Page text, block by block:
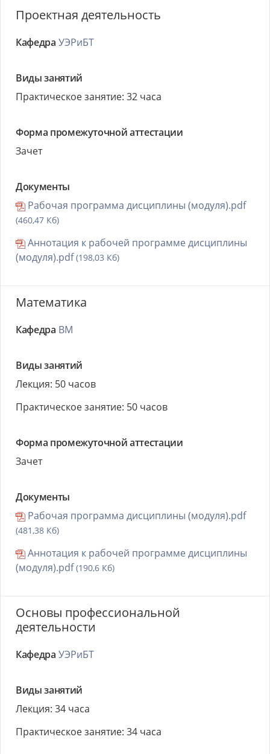
Проектная деятельность
Кафедра УЭРиБТ
Виды занятий
Практическое занятие: 32 часа
Форма промежуточной аттестации
Зачет
Документы
Рабочая программа дисциплины (модуля).pdf
(460,47 Кб)
Аннотация к рабочей программе дисциплины
(модуля).pdf(198,03 Кб)
Математика
Кафедра ВМ
Виды занятий
Лекция: 50 часов
Практическое занятие: 50 часов
Форма промежуточной аттестации
Зачет
Документы
Рабочая программа дисциплины (модуля).pdf
(481,38 Кб)
Аннотация к рабочей программе дисциплины
(модуля).pdf(190,6 Кб)
Основы профессиональной
деятельности
Кафедра УЭРиБТ
Виды занятий
Лекция: 34 часа
Практическое занятие: 34 часа